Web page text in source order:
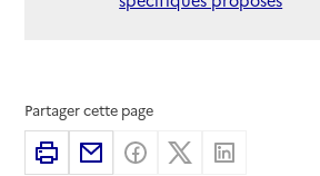
Partager cette page
ImprimerPartager par email
Partager sur Facebook
Partager sur X